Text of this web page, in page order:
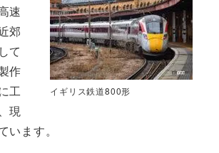
イギリス鉄道800形
速
郊
て
作
工
現
います。